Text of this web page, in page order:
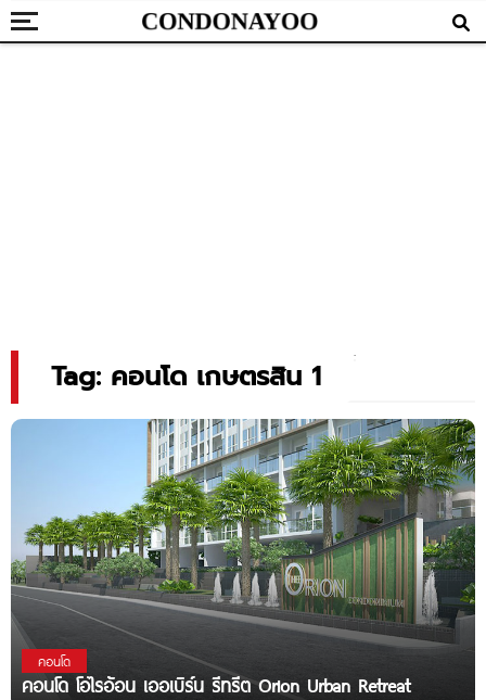
Tag: คอนโด เกษตรสิน 1
คอนโด
คอนโด โอไรอ้อน เออเบิร์น รีทรีต Orion Urban Retreat